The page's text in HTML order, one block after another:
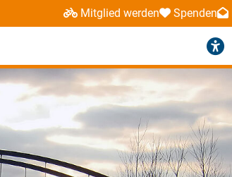
Mitglied werden Spenden